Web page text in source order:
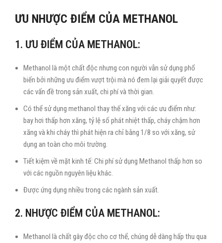
ƯU NHƯỢC ĐIỂM CỦA METHANOL
1. ƯU ĐIỂM CỦA METHANOL:
Methanol là một chất độc nhưng con người vẫn sử dụng phổ
biến bởi những ưu điểm vượt trội mà nó đem lại giải quyết được
các vấn đề trong sản xuất, chi phí và thời gian.
Có thể sử dụng methanol thay thế xăng với các ưu điểm như:
bay hơi thấp hơn xăng, tỷ lệ số phát nhiệt thấp, cháy chậm hơn
xăng và khi cháy thì phát hiện ra chỉ bằng 1/8 so với xăng, sử
dụng an toàn cho môi trường.
Tiết kiệm về mặt kinh tế: Chi phí sử dụng Methanol thấp hơn so
với các nguồn nguyên liệu khác.
Được ứng dụng nhiều trong các ngành sản xuất.
2. NHƯỢC ĐIỂM CỦA METHANOL:
Methanol là chất gây độc cho cơ thể, chúng dễ dàng hấp thu qua